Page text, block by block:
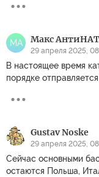
МА Макс
29 апреля 2025,
В настоящее время
порядке
Gustav Noske
29 апреля 2025,
Сейчас основными
остаются Польша,